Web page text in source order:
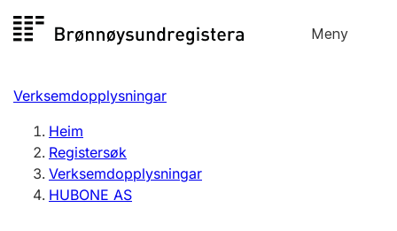
til
Meny
Registersøk
Aksjeselskap
Enkeltpersonføretak
Registrere, endre, slette
Verksemdopplysningar
Heim
Registersøk
Verksemdopplysningar
HUBONE AS